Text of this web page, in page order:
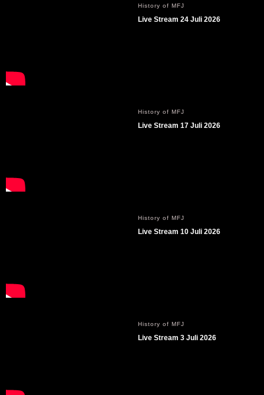
History of MFJ
Live Stream 24 Juli 2026
History of MFJ
Live Stream 17 Juli 2026
History of MFJ
Live Stream 10 Juli 2026
History of MFJ
Live Stream 3 Juli 2026